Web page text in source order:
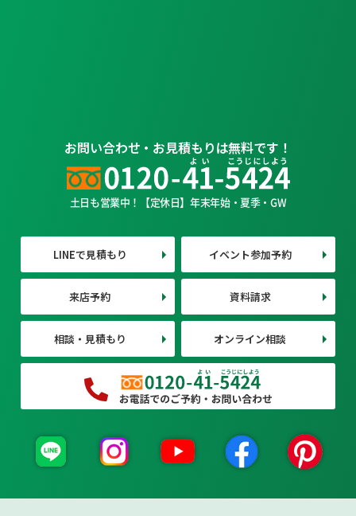
お問い合わせ・お見積もりは無料です！
土日も営業中！【定休日】年末年始・夏季・GW
LINEで見積もり イベント参加予約
来店予約 資料請求
相談・見積もり オンライン相談